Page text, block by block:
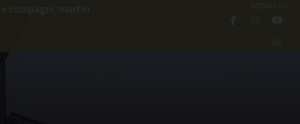
compagni, martiri